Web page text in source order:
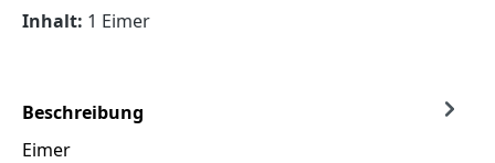
Inhalt: 1 Eimer
Beschreibung
Eimer